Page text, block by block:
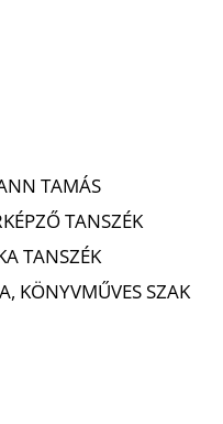
FELSMANN TAMÁS
TANSZÉK
TANSZÉK
KÖNYVMŰVES SZAK